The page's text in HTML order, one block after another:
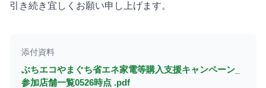
引き続き宜しくお願い申し上げます。
添付資料
ぶちエコやまぐち省エネ家電等購入支援キャンペーン_
参加店舗一覧0526時点 .pdf